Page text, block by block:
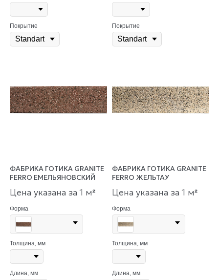
Покрытие Покрытие
ФАБРИКА ГОТИКА GRANITE
FERRO ЕМЕЛЬЯНОВСКИЙ
Цена указана за 1 м²
Форма
Толщина, мм
Длина, мм
ФАБРИКА ГОТИКА GRANITE
FERRO ЖЕЛЬТАУ
Цена указана за 1 м²
Форма
Толщина, мм
Длина, мм